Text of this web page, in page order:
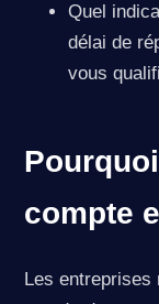
Quel
délai de
vous
compte
Les entreprises